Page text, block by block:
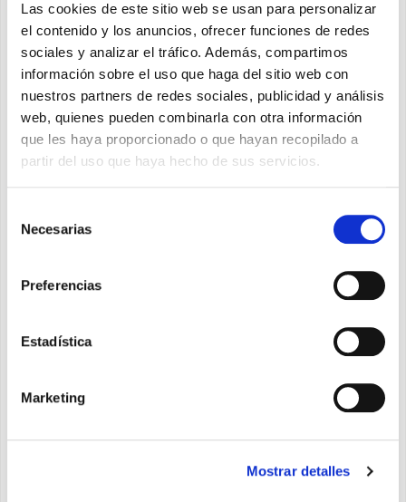
Las cookies de este sitio web se usan para personalizar
el contenido y los anuncios, ofrecer funciones de redes
sociales y analizar el tráfico. Además, compartimos
información sobre el uso que haga del sitio web con
nuestros partners de redes sociales, publicidad y análisis
web, quienes pueden combinarla con otra información
que les haya proporcionado o que hayan recopilado a
partir del uso que haya hecho de sus servicios.
Necesarias
Preferencias
Estadística
Marketing
Mostrar detalles